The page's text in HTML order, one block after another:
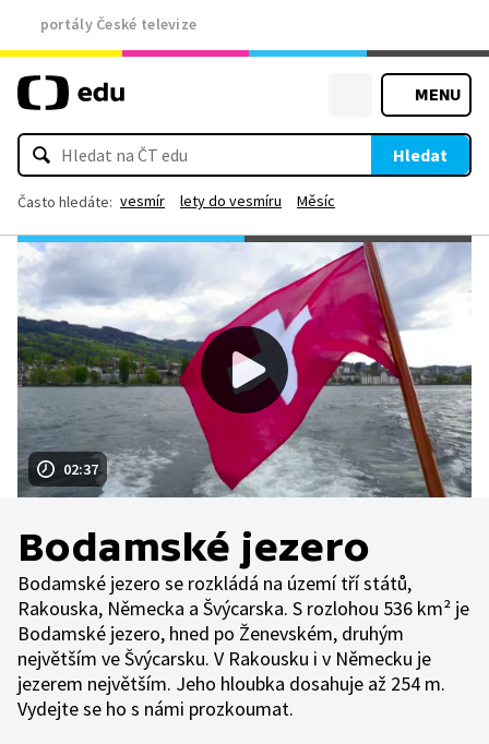
portály České televize
MENU
Hledat
Často hledáte: vesmír lety do vesmíru Měsíc
02:37
Bodamské jezero
Bodamské jezero se rozkládá na území tří států,
Rakouska, Německa a Švýcarska. S rozlohou 536 km² je
Bodamské jezero, hned po Ženevském, druhým
největším ve Švýcarsku. V Rakousku i v Německu je
jezerem největším. Jeho hloubka dosahuje až 254 m.
Vydejte se ho s námi prozkoumat.